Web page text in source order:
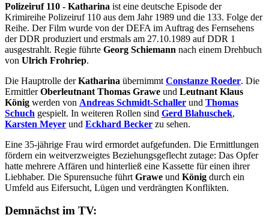
Polizeiruf 110 - Katharina ist eine deutsche Episode der
Krimireihe Polizeiruf 110 aus dem Jahr 1989 und die 133. Folge der
Reihe. Der Film wurde von der DEFA im Auftrag des Fernsehens
der DDR produziert und erstmals am 27.10.1989 auf DDR 1
ausgestrahlt. Regie führte Georg Schiemann nach einem Drehbuch
von Ulrich Frohriep.
Die Hauptrolle derKatharina übernimmt Constanze Roeder. Die
ErmittlerOberleutnant Thomas Grawe und Leutnant Klaus
König werden von Andreas Schmidt-Schaller und Thomas
Schuch gespielt. In weiteren Rollen sind Gerd Blahuschek,
Karsten Meyer und Eckhard Becker zu sehen.
Eine 35-jährige Frau wird ermordet aufgefunden. Die Ermittlungen
fördern ein weitverzweigtes Beziehungsgeflecht zutage: Das Opfer
hatte mehrere Affären und hinterließ eine Kassette für einen ihrer
Liebhaber. Die Spurensuche führt Grawe und König durch ein
Umfeld aus Eifersucht, Lügen und verdrängten Konflikten.
Demnächst im TV: